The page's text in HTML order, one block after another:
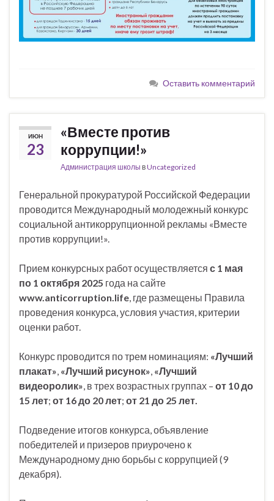
Оставить комментарий
ИЮН
23
«Вместе против
коррупции!»
Администрация школы вUncategorized
Генеральной прокуратурой Российской Федерации
проводится Международный молодежный конкурс
социальной антикоррупционной рекламы «Вместе
против коррупции!».
Прием конкурсных работ осуществляется с 1 мая
по 1 октября 2025 года на сайте
www. anticorruption life , где размещены Правила
проведения конкурса, условия участия, критерии
оценки работ.
Конкурс проводится по трем номинациям: «Лучший
плакат» «Лучший рисунок» «Лучший
видеоролик» , в трех возрастных группах – от 10 до
15 лет; от 16 до 20 лет; от 21 до 25 лет.
Подведение итогов конкурса, объявление
победителей и призеров приурочено к
Международному дню борьбы с коррупцией (9
декабря).